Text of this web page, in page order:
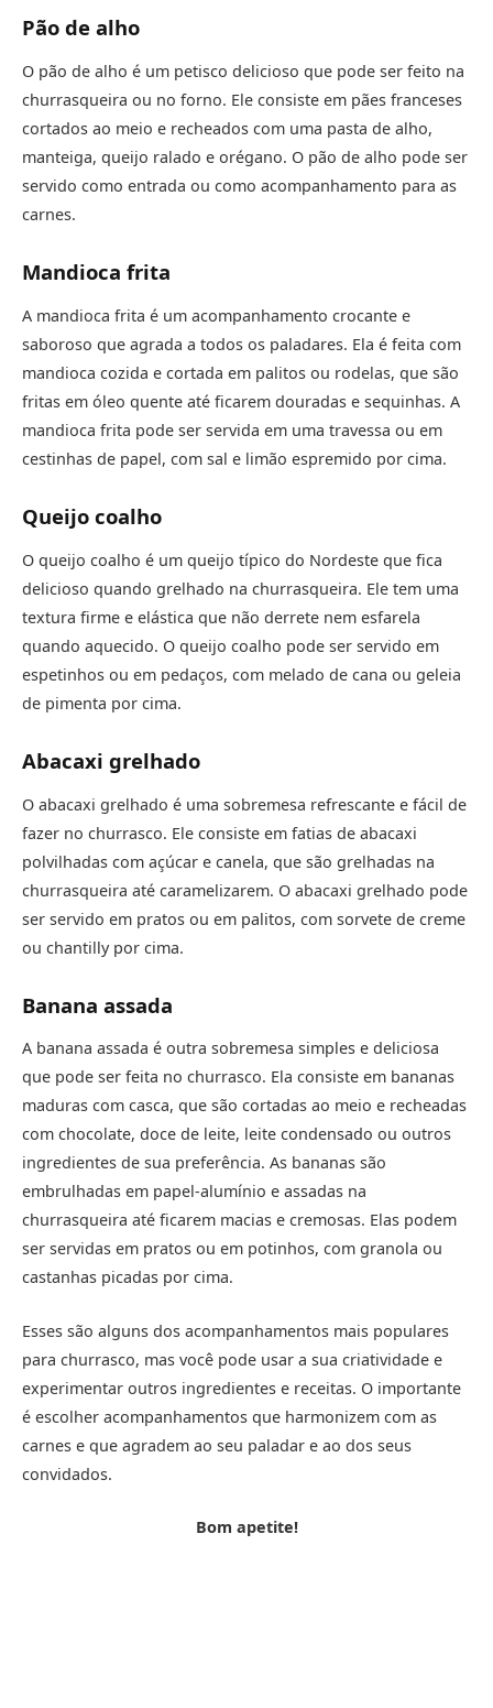
Pão de alho
O pão de alho é um petisco delicioso que pode ser feito na
churrasqueira ou no forno. Ele consiste em pães franceses
cortados ao meio e recheados com uma pasta de alho,
manteiga, queijo ralado e orégano. O pão de alho pode ser
servido como entrada ou como acompanhamento para as
carnes.
Mandioca frita
A mandioca frita é um acompanhamento crocante e
saboroso que agrada a todos os paladares. Ela é feita com
mandioca cozida e cortada em palitos ou rodelas, que são
fritas em óleo quente até ficarem douradas e sequinhas. A
mandioca frita pode ser servida em uma travessa ou em
cestinhas de papel, com sal e limão espremido por cima.
Queijo coalho
O queijo coalho é um queijo típico do Nordeste que fica
delicioso quando grelhado na churrasqueira. Ele tem uma
textura firme e elástica que não derrete nem esfarela
quando aquecido. O queijo coalho pode ser servido em
espetinhos ou em pedaços, com melado de cana ou geleia
de pimenta por cima.
Abacaxi grelhado
O abacaxi grelhado é uma sobremesa refrescante e fácil de
fazer no churrasco. Ele consiste em fatias de abacaxi
polvilhadas com açúcar e canela, que são grelhadas na
churrasqueira até caramelizarem. O abacaxi grelhado pode
ser servido em pratos ou em palitos, com sorvete de creme
ou chantilly por cima.
Banana assada
A banana assada é outra sobremesa simples e deliciosa
que pode ser feita no churrasco. Ela consiste em bananas
maduras com casca, que são cortadas ao meio e recheadas
com chocolate, doce de leite, leite condensado ou outros
ingredientes de sua preferência. As bananas são
embrulhadas em papel-alumínio e assadas na
churrasqueira até ficarem macias e cremosas. Elas podem
ser servidas em pratos ou em potinhos, com granola ou
castanhas picadas por cima.
Esses são alguns dos acompanhamentos mais populares
para churrasco, mas você pode usar a sua criatividade e
experimentar outros ingredientes e receitas. O importante
é escolher acompanhamentos que harmonizem com as
carnes e que agradem ao seu paladar e ao dos seus
convidados.
Bom apetite!